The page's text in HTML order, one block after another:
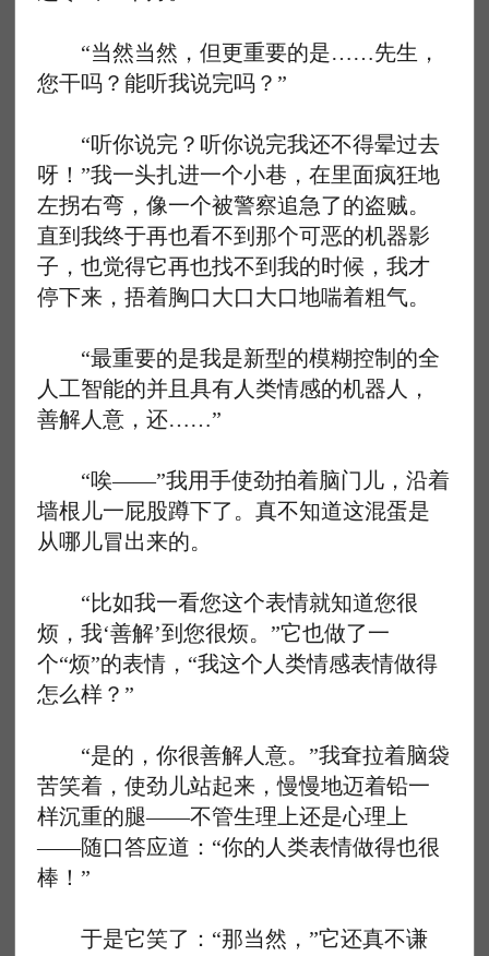
“当然当然，但更重要的是……先生，
您干吗？能听我说完吗？”
“听你说完？听你说完我还不得晕过去
呀！”我一头扎进一个小巷，在里面疯狂地
左拐右弯，像一个被警察追急了的盗贼。
直到我终于再也看不到那个可恶的机器影
子，也觉得它再也找不到我的时候，我才
停下来，捂着胸口大口大口地喘着粗气。
“最重要的是我是新型的模糊控制的全
人工智能的并且具有人类情感的机器人，
善解人意，还……”
“唉——”我用手使劲拍着脑门儿，沿着
墙根儿一屁股蹲下了。真不知道这混蛋是
从哪儿冒出来的。
“比如我一看您这个表情就知道您很
烦，我‘善解’到您很烦。”它也做了一
个“烦”的表情，“我这个人类情感表情做得
怎么样？”
“是的，你很善解人意。”我耷拉着脑袋
苦笑着，使劲儿站起来，慢慢地迈着铅一
样沉重的腿——不管生理上还是心理上
——随口答应道：“你的人类表情做得也很
棒！”
于是它笑了：“那当然，”它还真不谦